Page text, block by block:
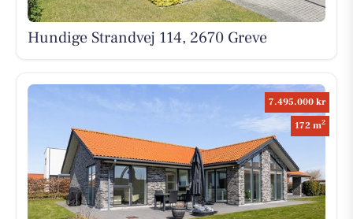
Hundige Strandvej 114, 2670 Greve
7.495.000 kr
172 m2